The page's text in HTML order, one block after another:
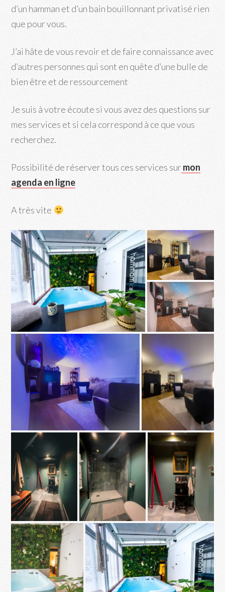
d’un hamman et d’un bain bouillonnant privatisé rien
que pour vous.
J’ai hâte de vous revoir et de faire connaissance avec
d’autres personnes qui sont en quête d’une bulle de
bien être et de ressourcement
Je suis à votre écoute si vous avez des questions sur
mes services et si cela correspond à ce que vous
recherchez.
Possibilité de réserver tous ces services surmon
agenda en ligne
A très vite